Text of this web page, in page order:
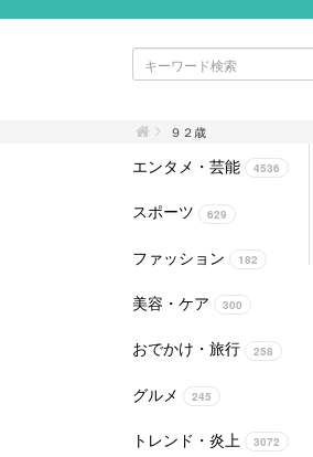
９２歳
エンタメ・芸能 4536
スポーツ 629
ファッション 182
美容・ケア 300
おでかけ・旅行 258
グルメ 245
トレンド・炎上 3072